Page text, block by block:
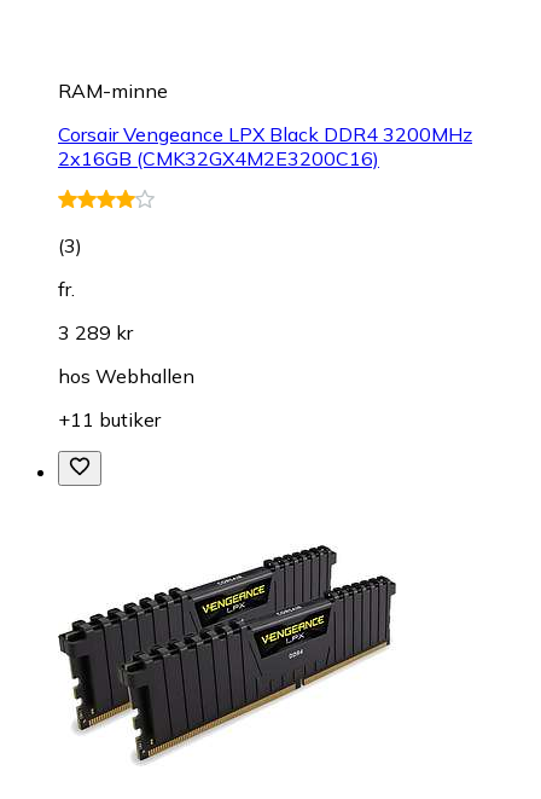
RAM-minne
Corsair Vengeance LPX Black DDR4 3200MHz
2x16GB (CMK32GX4M2E3200C16)
(3)
fr.
3 289 kr
hos Webhallen
+11 butiker